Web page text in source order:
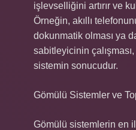
işlevselliğini artırır ve
Örneğin, akıllı
dokunmatik olması ya
sabitleyicinin
sistemin sonucudur.
Gömülü Sistemler ve
Gömülü sistemlerin en